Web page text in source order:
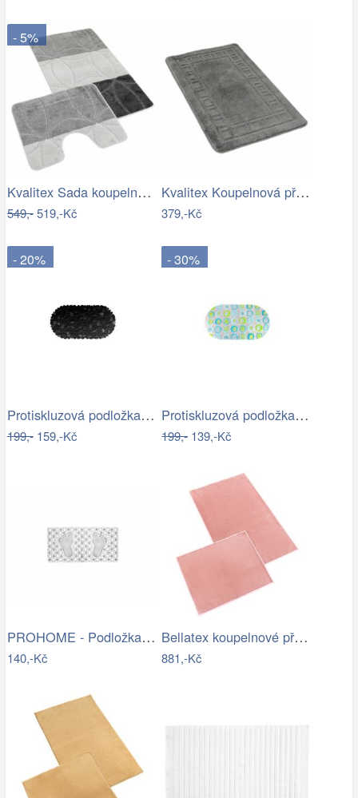
- 5%
Kvalitex Sada koupelnových předložek…
549,-519,-Kč
Kvalitex Koupelnová předložka Rám šedá,…
379,-Kč
- 20%
Protiskluzová podložka do koupelny…
199,-159,-Kč
- 30%
Protiskluzová podložka do koupelny…
199,-139,-Kč
PROHOME - Podložka do vany 66x35cm
140,-Kč
Bellatex koupelnové předložky BANYGOLD…
881,-Kč